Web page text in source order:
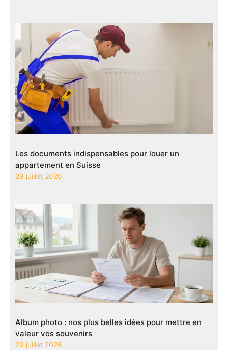
Les documents indispensables pour louer un
appartement en Suisse
29 juillet 2026
Album photo : nos plus belles idées pour mettre en
valeur vos souvenirs
29 juillet 2026